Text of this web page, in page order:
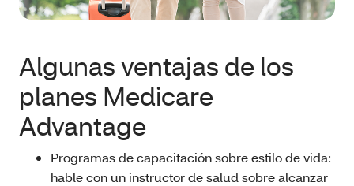
Algunas ventajas de los
planes Medicare
Advantage
Programas de capacitación sobre estilo de vida:
hable con un instructor de salud sobre alcanzar